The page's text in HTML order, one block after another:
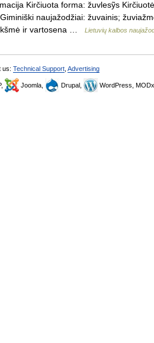
Kirčiuota forma: žuvlesỹs
naujažodžiai: žuvainis;
ir vartosena …
Lietuvių kalbos
us: Technical Support Advertising
Joomla, Drupal, WordPress, MODx.